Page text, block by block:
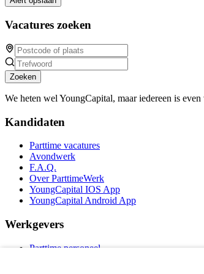
Vacatures zoeken
Zoeken
We heten wel YoungCapital, maar iedereen is
Kandidaten
Parttime vacatures
Avondwerk
F.A.Q.
Over ParttimeWerk
YoungCapital IOS App
YoungCapital Android App
Werkgevers
Parttime personeel